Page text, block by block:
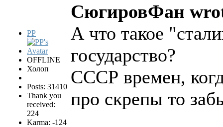
PP
OFFLINE
Холоп
Posts: 31410
Thank you
received:
224
Karma: -124
СюгировФан
А что такое
государство?
СССР времен,
про скрепы то